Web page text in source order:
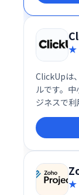
ClickUpは
ルです。
ジネスで
管理、進
ークを円滑
てやステ
クト遂行
問わず、ス